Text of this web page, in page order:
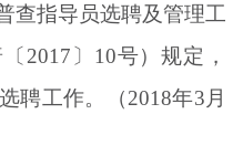
查指导员选聘及管理工
2017〕10号）规定，
聘工作。（2018年3月